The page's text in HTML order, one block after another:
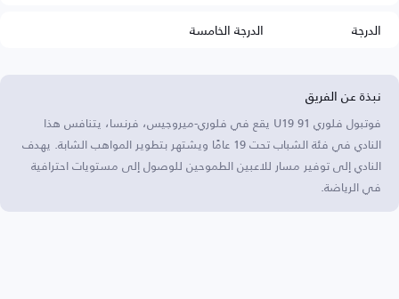
الدرجة
الدرجة الخامسة
نبذة عن الفريق
فوتبول فلوري 91 U19 يقع في فلوري-ميروجيس، فرنسا، يتنافس هذا
النادي في فئة الشباب تحت 19 عامًا ويشتهر بتطوير المواهب الشابة. يهدف
النادي إلى توفير مسار للاعبين الطموحين للوصول إلى مستويات احترافية
في الرياضة.